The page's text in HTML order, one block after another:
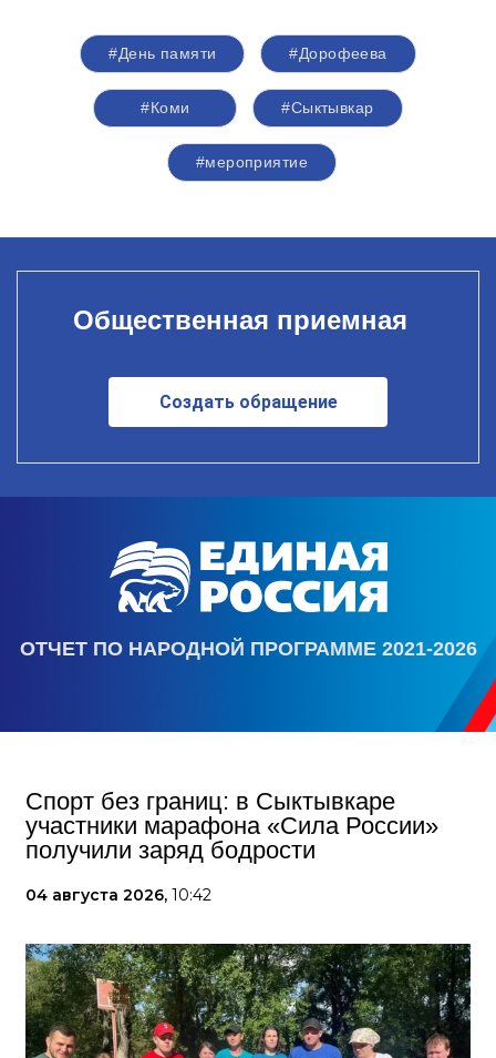
#День памяти #Дорофеева
#Коми #Сыктывкар
#мероприятие
Общественная приемная
Создать обращение
ОТЧЕТ ПО НАРОДНОЙ ПРОГРАММЕ 2021-2026
Спорт без границ: в Сыктывкаре
участники марафона «Сила России»
получили заряд бодрости
04 августа 2026, 10:42